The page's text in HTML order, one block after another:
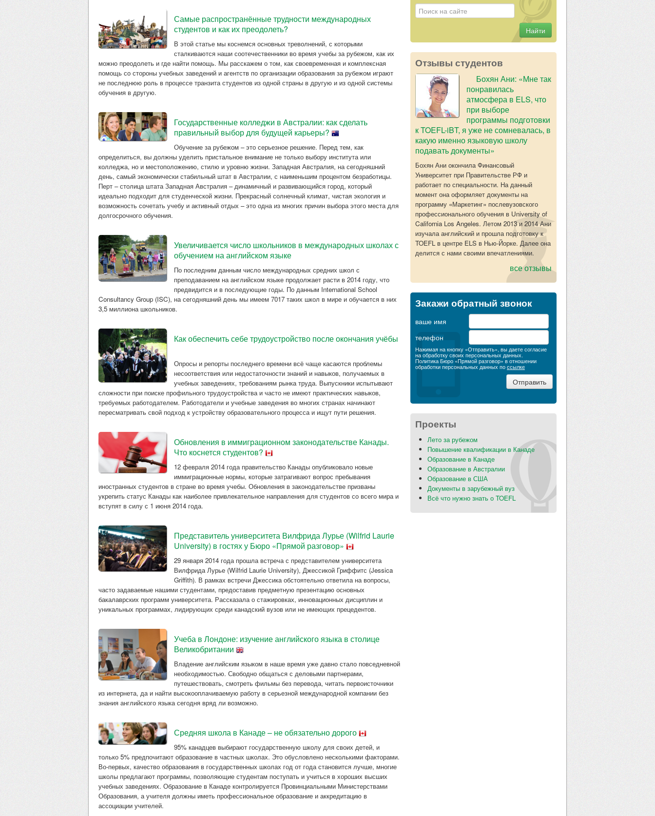
Самые распространённые трудности международных
студентов и как их преодолеть?
В этой статье мы коснемся основных треволнений, с которыми
сталкиваются наши соотечественники во время учебы за рубежом, как их
можно преодолеть и где найти помощь. Мы расскажем о том, как своевременная и комплексная
помощь со стороны учебных заведений и агентств по организации образования за рубежом играют
не последнюю роль в процессе транзита студентов из одной страны в другую и из одной системы
обучения в другую.
Государственные колледжи в Австралии: как сделать
правильный выбор для будущей карьеры?
Обучение за рубежом – это серьезное решение. Перед тем, как
определиться, вы должны уделить пристальное внимание не только выбору института или
колледжа, но и местоположению, стилю и уровню жизни. Западная Австралия, на сегодняшний
день, самый экономически стабильный штат в Австралии, с наименьшим процентом безработицы.
Перт – столица штата Западная Австралия – динамичный и развивающийся город, который
идеально подходит для студенческой жизни. Прекрасный солнечный климат, чистая экология и
возможность сочетать учебу и активный отдых – это одна из многих причин выбора этого места для
долгосрочного обучения.
Увеличивается число школьников в международных школах с
обучением на английском языке
По последним данным число международных средних школ с
преподаванием на английском языке продолжает расти в 2014 году, что
предвидится и в последующие годы. По данным International School
Consultancy Group (ISC), на сегодняшний день мы имеем 7017 таких школ в мире и обучается в них
3,5 миллиона школьников.
Как обеспечить себе трудоустройство после окончания учёбы
Опросы и репорты последнего времени всё чаще касаются проблемы
несоответствия или недостаточности знаний и навыков, получаемых в
учебных заведениях, требованиям рынка труда. Выпускники испытывают
сложности при поиске профильного трудоустройства и часто не имеют практических навыков,
требуемых работодателем. Работодатели и учебные заведения во многих странах начинают
пересматривать свой подход к устройству образовательного процесса и ищут пути решения.
Обновления в иммиграционном законодательстве Канады.
Что коснется студентов?
12 февраля 2014 года правительство Канады опубликовало новые
иммиграционные нормы, которые затрагивают вопрос пребывания
иностранных студентов в стране во время учебы. Обновления в законодательстве призваны
укрепить статус Канады как наиболее привлекательное направления для студентов со всего мира и
вступят в силу с 1 июня 2014 года.
Представитель университета Вилфрида Лурье (Wilfrid Laurie
University) в гостях у Бюро «Прямой разговор»
29 января 2014 года прошла встреча с представителем университета
Вилфрида Лурье (Wilfrid Laurie University), Джессикой Гриффитс (Jessica
Griffith). В рамках встречи Джессика обстоятельно ответила на вопросы,
часто задаваемые нашими студентами, предоставив предметную презентацию основных
бакалаврских программ университета. Рассказала о стажировках, инновационных дисциплин и
уникальных программах, лидирующих среди канадский вузов или не имеющих прецедентов.
Учеба в Лондоне: изучение английского языка в столице
Великобритании
Владение английским языком в наше время уже давно стало повседневной
необходимостью. Свободно общаться с деловыми партнерами,
путешествовать, смотреть фильмы без перевода, читать первоисточники
из интернета, да и найти высокооплачиваемую работу в серьезной международной компании без
знания английского языка сегодня вряд ли возможно.
Средняя школа в Канаде – не обязательно дорого
95% канадцев выбирают государственную школу для своих детей, и
только 5% предпочитают образование в частных школах. Это обусловлено несколькими факторами.
Во-первых, качество образования в государственных школах год от года становится лучше, многие
школы предлагают программы, позволяющие студентам поступать и учиться в хороших высших
учебных заведениях. Образование в Канаде контролируется Провинциальными Министерствами
Образования, а учителя должны иметь профессиональное образование и аккредитацию в
ассоциации учителей.
Найти
Отзывы студентов
Бохян Ани: «Мне так
понравилась
атмосфера в ELS, что
при выборе
программы подготовки
к TOEFL-iBT, я уже не сомневалась, в
какую именно языковую школу
подавать документы»
Бохян Ани окончила Финансовый
Университет при Правительстве РФ и
работает по специальности. На данный
момент она оформляет документы на
программу «Маркетинг» послевузовского
профессионального обучения в University of
California Los Angeles. Летом 2013 и 2014 Ани
изучала английский и прошла подготовку к
TOEFL в центре ELS в Нью-Йорке. Далее она
делится с нами своими впечатлениями.
все отзывы
Закажи обратный звонок
ваше имя
телефон
Нажимая на кнопку «Отправить», вы даете согласие
на обработку своих персональных данных.
Политика Бюро «Прямой разговор» в отношении
обработки персональных данных поссылке
Проекты
Лето за рубежом
Повышение квалификации в Канаде
Образование в Канаде
Образование в Австралии
Образование в США
Документы в зарубежный вуз
Всё что нужно знать о TOEFL